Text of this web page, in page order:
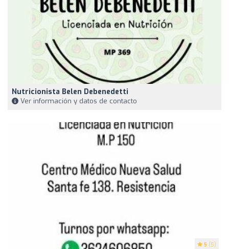
Nutricionista Belen Debenedetti
Ver información y datos de contacto
5 (5)